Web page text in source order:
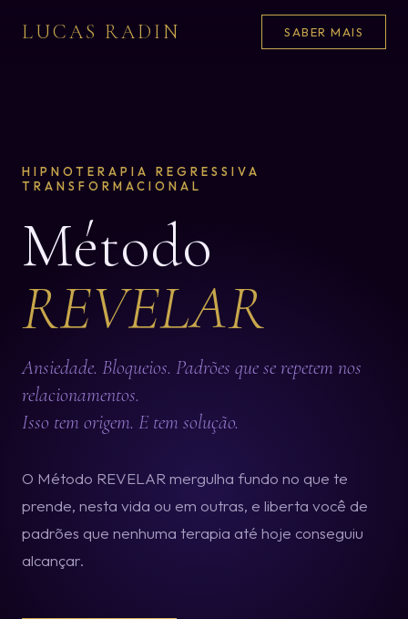
LUCAS RADIN SABER MAIS
HIPNOTERAPIA REGRESSIVA
TRANSFORMACIONAL
Método
REVELAR
Ansiedade. Bloqueios. Padrões que se repetem nos
relacionamentos.
Isso tem origem. E tem solução.
O Método REVELAR mergulha fundo no que te
prende, nesta vida ou em outras, e liberta você de
padrões que nenhuma terapia até hoje conseguiu
alcançar.